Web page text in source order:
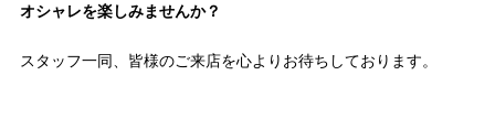
オシャレを楽しみませんか？
スタッフ一同、皆様のご来店を心よりお待ちしております。